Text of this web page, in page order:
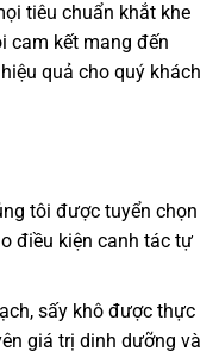
tiêu chuẩn khắt khe
cam kết mang đến
quả cho quý khách
tôi được tuyển chọn
điều kiện canh tác tự
sấy khô được thực
giá trị dinh dưỡng và